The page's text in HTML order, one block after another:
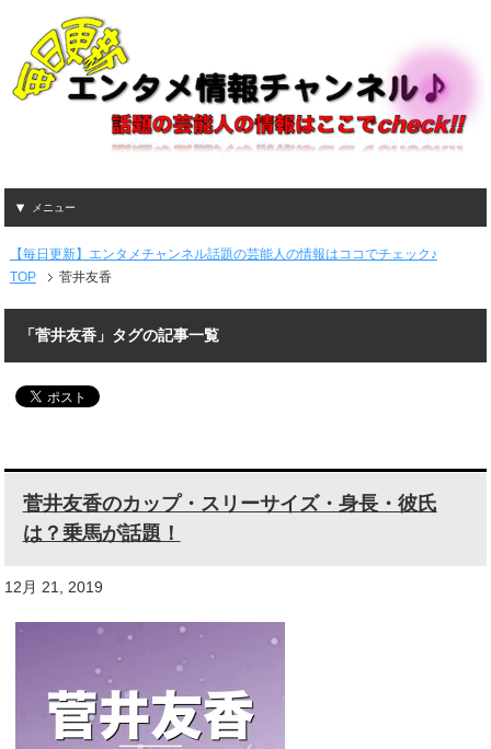
メニュー
【毎日更新】エンタメチャンネル話題の芸能人の情報はココでチェック♪
TOP
菅井友香
「菅井友香」タグの記事一覧
菅井友香のカップ・スリーサイズ・身長・彼氏
は？乗馬が話題！
12月 21, 2019